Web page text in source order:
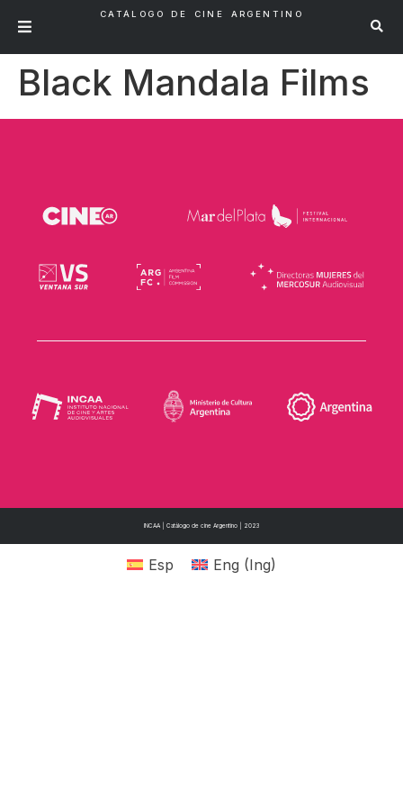
CATÁLOGO DE CINE ARGENTINO
Black Mandala Films
INCAA | Catálogo de cine Argentino | 2023
Esp Eng (Ing)